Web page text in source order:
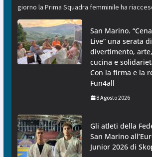
giorno la Prima Squadra femminile ha
San Marino.
Live” una serata di
divertimento,
cucina e
Con la firma e la
Fun4all
8 Agosto 2026
Gli atleti della
San Marino
Junior 2026 di